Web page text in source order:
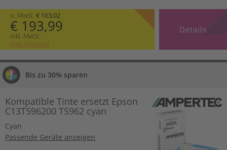
o. MwSt. € 163,02
€ 193,99
inkl. MwSt.
zzgl. Versand
Details
Bis zu 30% sparen
Kompatible Tinte ersetzt Epson
C13T596200 T5962 cyan
Cyan
Passende Geräte anzeigen